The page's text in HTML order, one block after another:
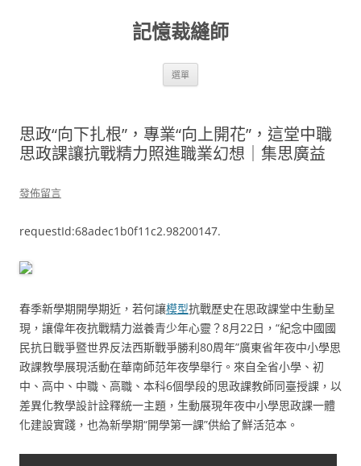
記憶裁縫師
選單
思政“向下扎根”，專業“向上開花”，這堂中職
思政課讓抗戰精力照進職業幻想｜集思廣益
發佈留言
requestId:68adec1b0f11c2.98200147.
春季新學期開學期近，若何讓模型抗戰歷史在思政課堂中生動呈
現，讓偉年夜抗戰精力滋養青少年心靈？8月22日，“紀念中國國
民抗日戰爭暨世界反法西斯戰爭勝利80周年”廣東省年夜中小學思
政課教學展現活動在華南師范年夜學舉行。來自全省小學、初
中、高中、中職、高職、本科6個學段的思政課教師同臺授課，以
差異化教學設計詮釋統一主題，生動展現年夜中小學思政課一體
化建設實踐，也為新學期“開學第一課”供給了鮮活范本。